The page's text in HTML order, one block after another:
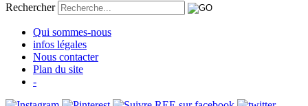
Rechercher
Qui sommes-nous
infos légales
Nous contacter
Plan du site
-